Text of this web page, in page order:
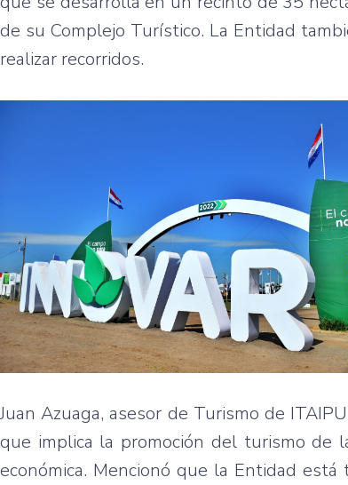
de su Complejo Turístico. La Entidad
realizar recorridos.
Juan Azuaga, asesor de Turismo de
que implica la promoción del turismo de
económica. Mencionó que la Entidad